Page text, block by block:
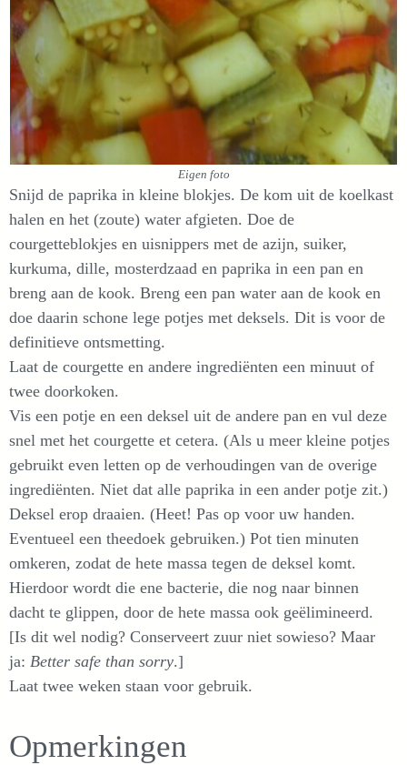
Eigen foto
Snijd de paprika in kleine blokjes. De kom uit de koelkast
halen en het (zoute) water afgieten. Doe de
courgetteblokjes en uisnippers met de azijn, suiker,
kurkuma, dille, mosterdzaad en paprika in een pan en
breng aan de kook. Breng een pan water aan de kook en
doe daarin schone lege potjes met deksels. Dit is voor de
definitieve ontsmetting.
Laat de courgette en andere ingrediënten een minuut of
twee doorkoken.
Vis een potje en een deksel uit de andere pan en vul deze
snel met het courgette et cetera. (Als u meer kleine potjes
gebruikt even letten op de verhoudingen van de overige
ingrediënten. Niet dat alle paprika in een ander potje zit.)
Deksel erop draaien. (Heet! Pas op voor uw handen.
Eventueel een theedoek gebruiken.) Pot tien minuten
omkeren, zodat de hete massa tegen de deksel komt.
Hierdoor wordt die ene bacterie, die nog naar binnen
dacht te glippen, door de hete massa ook geëlimineerd.
[Is dit wel nodig? Conserveert zuur niet sowieso? Maar
ja: Better safe than sorry.]
Laat twee weken staan voor gebruik.
Opmerkingen